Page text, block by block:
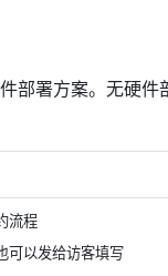
部署方案。无硬件
流程
可以发给访客填写